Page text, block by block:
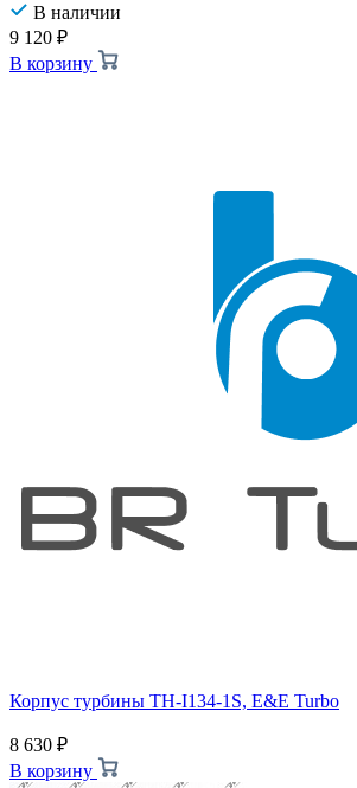
В наличии
9 120 ₽
В корзину
Корпус турбины TH-I134-1S, E&E Turbo
8 630 ₽
В корзину